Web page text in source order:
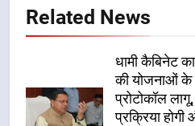
Related News
धामी कैबिनेट
की योजनाओं के
प्रोटोकॉल
प्रक्रिया होगी